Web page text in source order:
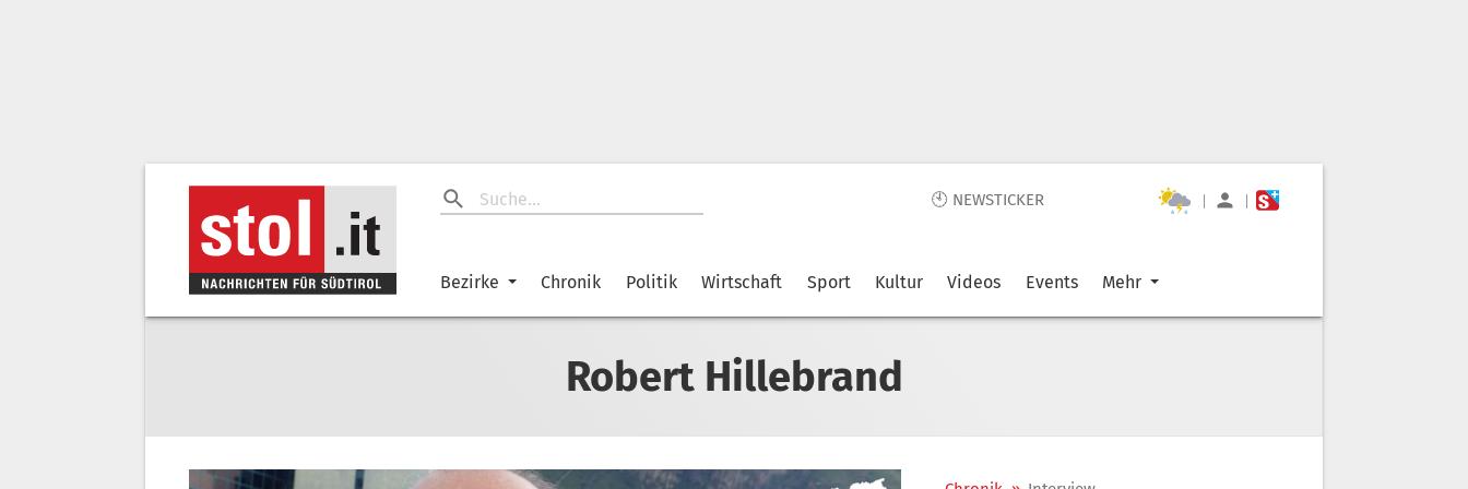
🕙 NEWSTICKER | |
Bezirke Chronik Politik Wirtschaft Sport Kultur Videos Events Mehr
Robert Hillebrand